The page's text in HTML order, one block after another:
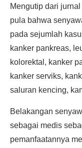
Mengutip dari
pula bahwa
pada sejumlah
kanker pankreas,
kolorektal, kanker
kanker serviks,
saluran kencing,
Belakangan
sebagai medis
pemanfaatannya